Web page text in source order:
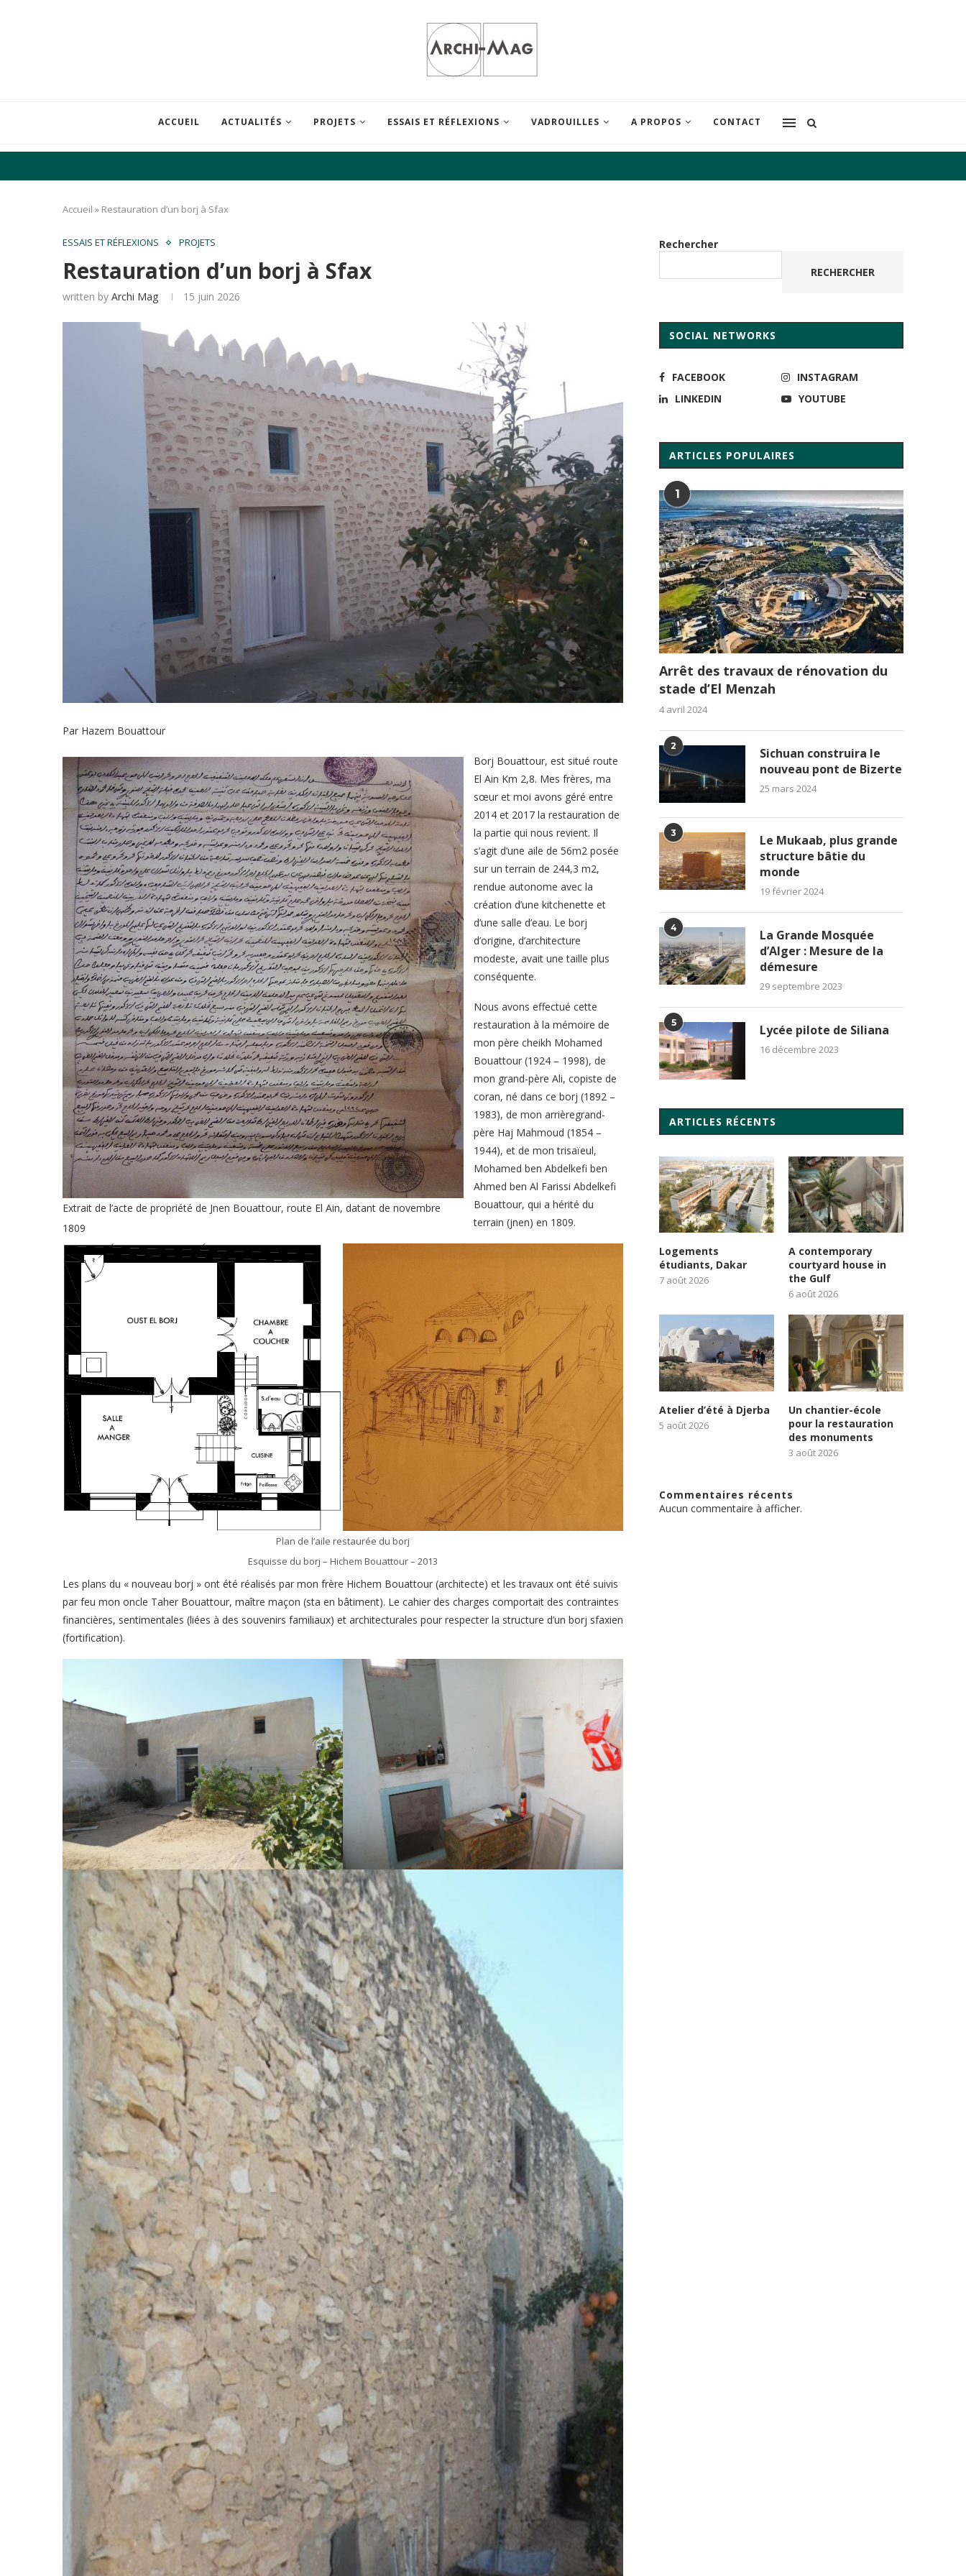
ACCUEIL ACTUALITÉS PROJETS ESSAIS ET RÉFLEXIONS VADROUILLES A PROPOS CONTACT
Accueil » Restauration d’un borj à Sfax
ESSAIS ET RÉFLEXIONS PROJETS
Restauration d’un borj à Sfax
written by Archi Mag 15 juin 2026
Par Hazem Bouattour
Extrait de l’acte de propriété de Jnen Bouattour, route El Ain, datant de novembre
1809
Borj Bouattour, est situé route
El Ain Km 2,8. Mes frères, ma
sœur et moi avons géré entre
2014 et 2017 la restauration de
la partie qui nous revient. Il
s’agit d’une aile de 56m2 posée
sur un terrain de 244,3 m2,
rendue autonome avec la
création d’une kitchenette et
d’une salle d’eau. Le borj
d’origine, d’architecture
modeste, avait une taille plus
conséquente.
Nous avons effectué cette
restauration à la mémoire de
mon père cheikh Mohamed
Bouattour (1924 – 1998), de
mon grand-père Ali, copiste de
coran, né dans ce borj (1892 –
1983), de mon arrièregrand-
père Haj Mahmoud (1854 –
1944), et de mon trisaïeul,
Mohamed ben Abdelkefi ben
Ahmed ben Al Farissi Abdelkefi
Bouattour, qui a hérité du
terrain (jnen) en 1809.
Plan de l’aile restaurée du borj
Esquisse du borj – Hichem Bouattour – 2013
Les plans du « nouveau borj » ont été réalisés par mon frère Hichem Bouattour (architecte) et les travaux ont été suivis
par feu mon oncle Taher Bouattour, maître maçon (sta en bâtiment). Le cahier des charges comportait des contraintes
financières, sentimentales (liées à des souvenirs familiaux) et architecturales pour respecter la structure d’un borj sfaxien
(fortification).
Rechercher
RECHERCHER
SOCIAL NETWORKS
FACEBOOK
INSTAGRAM
LINKEDIN
YOUTUBE
ARTICLES POPULAIRES
1
Arrêt des travaux de rénovation du
stade d’El Menzah
4 avril 2024
2
Sichuan construira le
nouveau pont de Bizerte
25 mars 2024
3
Le Mukaab, plus grande
structure bâtie du
monde
19 février 2024
4
La Grande Mosquée
d’Alger : Mesure de la
démesure
29 septembre 2023
5 Lycée pilote de Siliana
16 décembre 2023
ARTICLES RÉCENTS
Logements
étudiants, Dakar
7 août 2026
A contemporary
courtyard house in
the Gulf
6 août 2026
Atelier d’été à Djerba
5 août 2026
Un chantier-école
pour la restauration
des monuments
3 août 2026
Commentaires récents
Aucun commentaire à afficher.